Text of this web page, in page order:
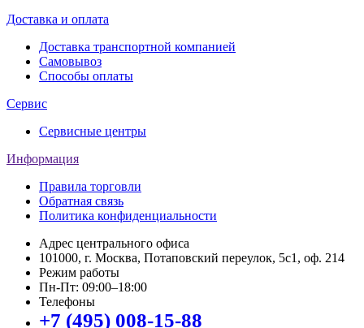
Доставка и оплата
Доставка транспортной компанией
Самовывоз
Способы оплаты
Сервис
Сервисные центры
Информация
Правила торговли
Обратная связь
Политика конфиденциальности
Адрес центрального офиса
101000, г. Москва, Потаповский переулок, 5с1, оф. 214
Режим работы
Пн-Пт: 09:00–18:00
Телефоны
+7 (495) 008-15-88